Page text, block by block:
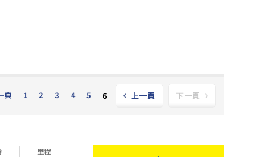
頁 1 2 3 4 5 6 上一頁 下一頁
里程